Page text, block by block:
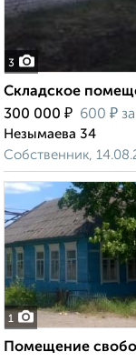
3
Складское
300 000 ₽ 600 ₽
Незымаева 34
Собственник,
1
Помещение